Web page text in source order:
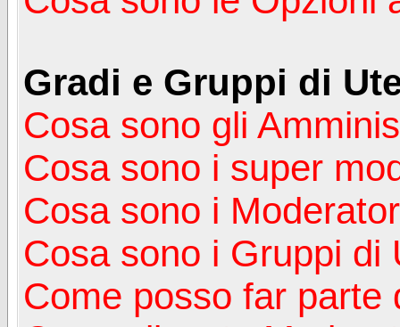
Gradi e Gruppi di
Cosa sono gli
Cosa sono i super
Cosa sono i
Cosa sono i Gruppi di
Come posso far parte